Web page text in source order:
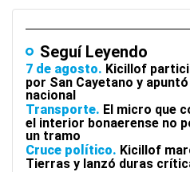
Seguí Leyendo
7 de agosto Kicillof
por San Cayetano y
nacional
Transporte El micro que
el interior bonaerense no
un tramo
Cruce político Kicillof
Tierras y lanzó duras